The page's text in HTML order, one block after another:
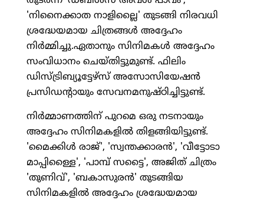
'നിനൈക്കാത നാളില്ലൈ' തുടങ്ങി നിരവധി
ശ്രദ്ധേയമായ ചിത്രങ്ങള്‍ അദ്ദേഹം
നിര്‍മ്മിച്ചു.ഏതാനും സിനിമകള്‍ അദ്ദേഹം
സംവിധാനം ചെയ്തിട്ടുമുണ്ട്. ഫിലിം
ഡിസ്ട്രിബ്യൂട്ടേഴ്‌സ് അസോസിയേഷന്‍
പ്രസിഡന്റായും സേവനമനുഷ്ഠിച്ചിട്ടുണ്ട്.
നിര്‍മ്മാണത്തിന് പുറമെ ഒരു നടനായും
അദ്ദേഹം സിനിമകളില്‍ തിളങ്ങിയിട്ടുണ്ട്.
'മൈക്കിള്‍ രാജ്', 'സ്വന്തക്കാരന്‍', 'വീട്ടോടാ
മാപ്പിള്ളൈ', 'പാമ്പ് സട്ടൈ', അജിത് ചിത്രം
'തുണിവ്', 'ബകാസുരന്‍' തുടങ്ങിയ
സിനിമകളില്‍ അദ്ദേഹം ശ്രദ്ധേയമായ